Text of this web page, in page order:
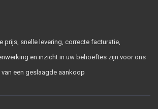
prijs, snelle levering, correcte facturatie,
en inzicht in uw behoeftes zijn voor ons
een geslaagde aankoop